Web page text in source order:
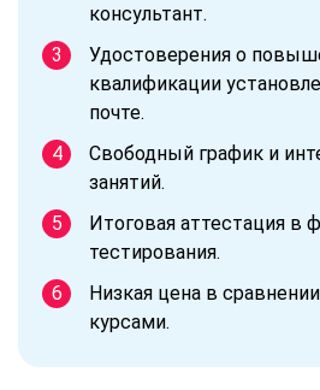
консультант.
Удостоверения о
квалификации
почте.
Свободный график и
занятий.
Итоговая аттестация в
тестирования.
Низкая цена в
курсами.